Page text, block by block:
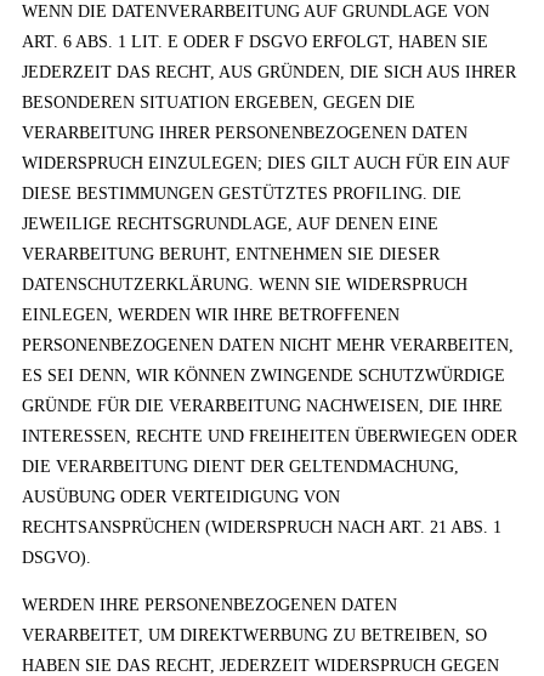
WENN DIE DATENVERARBEITUNG AUF GRUNDLAGE VON
ART. 6 ABS. 1 LIT. E ODER F DSGVO ERFOLGT, HABEN SIE
JEDERZEIT DAS RECHT, AUS GRÜNDEN, DIE SICH AUS IHRER
BESONDEREN SITUATION ERGEBEN, GEGEN DIE
VERARBEITUNG IHRER PERSONENBEZOGENEN DATEN
WIDERSPRUCH EINZULEGEN; DIES GILT AUCH FÜR EIN AUF
DIESE BESTIMMUNGEN GESTÜTZTES PROFILING. DIE
JEWEILIGE RECHTSGRUNDLAGE, AUF DENEN EINE
VERARBEITUNG BERUHT, ENTNEHMEN SIE DIESER
DATENSCHUTZERKLÄRUNG. WENN SIE WIDERSPRUCH
EINLEGEN, WERDEN WIR IHRE BETROFFENEN
PERSONENBEZOGENEN DATEN NICHT MEHR VERARBEITEN,
ES SEI DENN, WIR KÖNNEN ZWINGENDE SCHUTZWÜRDIGE
GRÜNDE FÜR DIE VERARBEITUNG NACHWEISEN, DIE IHRE
INTERESSEN, RECHTE UND FREIHEITEN ÜBERWIEGEN ODER
DIE VERARBEITUNG DIENT DER GELTENDMACHUNG,
AUSÜBUNG ODER VERTEIDIGUNG VON
RECHTSANSPRÜCHEN (WIDERSPRUCH NACH ART. 21 ABS. 1
DSGVO).
WERDEN IHRE PERSONENBEZOGENEN DATEN
VERARBEITET, UM DIREKTWERBUNG ZU BETREIBEN, SO
HABEN SIE DAS RECHT, JEDERZEIT WIDERSPRUCH GEGEN